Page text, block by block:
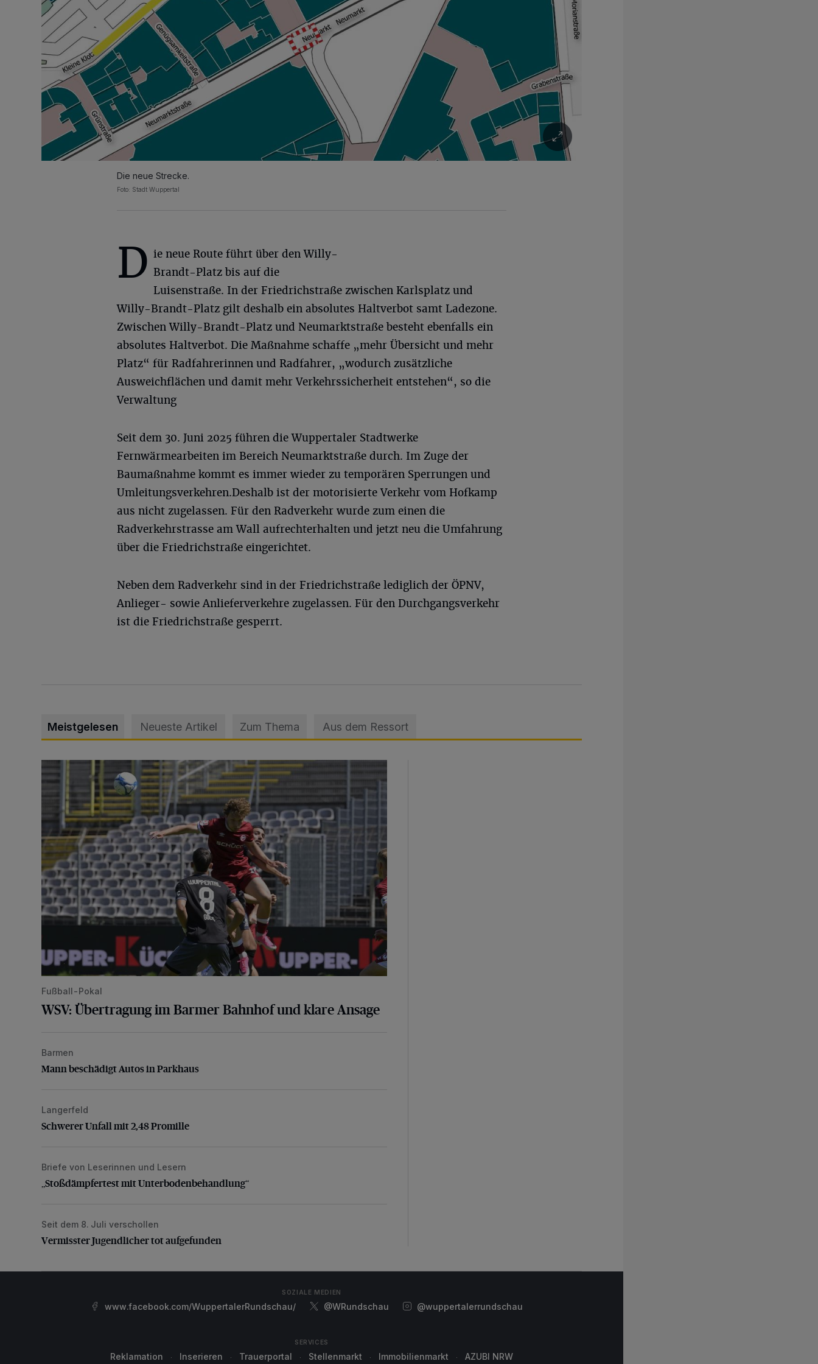
Die neue Strecke.
Foto: Stadt Wuppertal
D ie neue Route führt über den Willy-
Brandt-Platz bis auf die
Luisenstraße. In der Friedrichstraße zwischen Karlsplatz und
Willy-Brandt-Platz gilt deshalb ein absolutes Haltverbot samt Ladezone.
Zwischen Willy-Brandt-Platz und Neumarktstraße besteht ebenfalls ein
absolutes Haltverbot. Die Maßnahme schaffe „mehr Übersicht und mehr
Platz“ für Radfahrerinnen und Radfahrer, „wodurch zusätzliche
Ausweichflächen und damit mehr Verkehrssicherheit entstehen“, so die
Verwaltung
Seit dem 30. Juni 2025 führen die Wuppertaler Stadtwerke
Fernwärmearbeiten im Bereich Neumarktstraße durch. Im Zuge der
Baumaßnahme kommt es immer wieder zu temporären Sperrungen und
Umleitungsverkehren.Deshalb ist der motorisierte Verkehr vom Hofkamp
aus nicht zugelassen. Für den Radverkehr wurde zum einen die
Radverkehrstrasse am Wall aufrechterhalten und jetzt neu die Umfahrung
über die Friedrichstraße eingerichtet.
Neben dem Radverkehr sind in der Friedrichstraße lediglich der ÖPNV,
Anlieger- sowie Anlieferverkehre zugelassen. Für den Durchgangsverkehr
ist die Friedrichstraße gesperrt.
Meistgelesen Neueste Artikel Zum Thema Aus dem Ressort
WSV: Übertragung im Barmer Bahnhof und klare Ansage
Fußball-Pokal
WSV: Übertragung im Barmer Bahnhof und klare Ansage
Mann beschädigt Autos in Parkhaus
Barmen
Mann beschädigt Autos in Parkhaus
Schwerer Unfall mit 2,48 Promille
Langerfeld
Schwerer Unfall mit 2,48 Promille
„Stoßdämpfertest mit Unterbodenbehandlung“
Briefe von Leserinnen und Lesern
„Stoßdämpfertest mit Unterbodenbehandlung“
Vermisster Jugendlicher tot aufgefunden
Seit dem 8. Juli verschollen
Vermisster Jugendlicher tot aufgefunden
SOZIALE MEDIEN
www.facebook.com/WuppertalerRundschau/ @WRundschau @wuppertalerrundschau
SERVICES
Reklamation Inserieren Trauerportal Stellenmarkt Immobilienmarkt AZUBI NRW